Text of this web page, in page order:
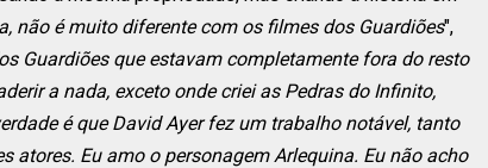
não é muito diferente com os filmes dos Guardiões",
Guardiões que estavam completamente fora do resto
a nada, exceto onde criei as Pedras do Infinito,
é que David Ayer fez um trabalho notável, tanto
atores. Eu amo o personagem Arlequina. Eu não acho